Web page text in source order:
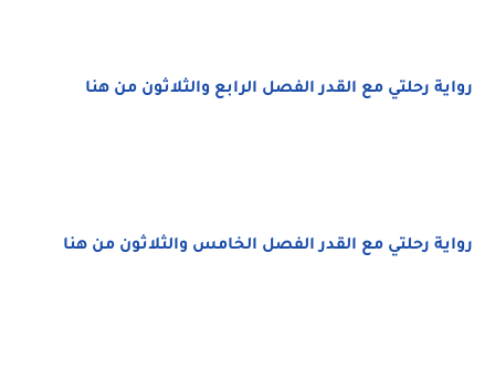
رواية رحلتي مع القدر الفصل الرابع والثلاثون من هنا
رواية رحلتي مع القدر الفصل الخامس والثلاثون من هنا